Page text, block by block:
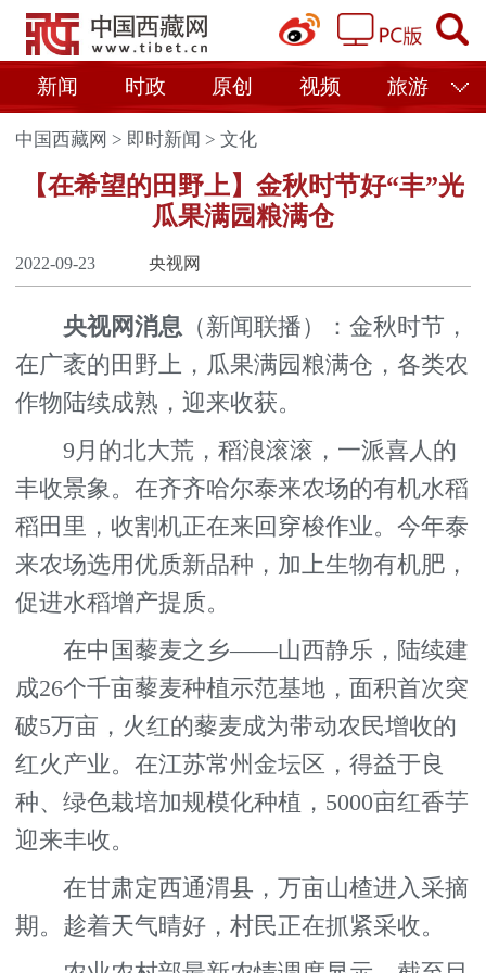
新闻 时政 原创 视频 旅游
中国西藏网 > 即时新闻 >文化
【在希望的田野上】金秋时节好“丰”光
瓜果满园粮满仓
2022-09-23 央视网
央视网消息 （新闻联播）：金秋时节，
在广袤的田野上，瓜果满园粮满仓，各类农
作物陆续成熟，迎来收获。
9月的北大荒，稻浪滚滚，一派喜人的
丰收景象。在齐齐哈尔泰来农场的有机水稻
稻田里，收割机正在来回穿梭作业。今年泰
来农场选用优质新品种，加上生物有机肥，
促进水稻增产提质。
在中国藜麦之乡——山西静乐，陆续建
成26个千亩藜麦种植示范基地，面积首次突
破5万亩，火红的藜麦成为带动农民增收的
红火产业。在江苏常州金坛区，得益于良
种、绿色栽培加规模化种植，5000亩红香芋
迎来丰收。
在甘肃定西通渭县，万亩山楂进入采摘
期。趁着天气晴好，村民正在抓紧采收。